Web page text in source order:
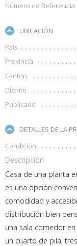
Número de Referencia
UBICACIÓN
País
Provincia
Cantón
Distrito
Publicado
DETALLES DE LA
Condición
Descripción
Casa de una planta
es una opción
comodidad y
distribución bien
una sala comedor
un cuarto de pila,